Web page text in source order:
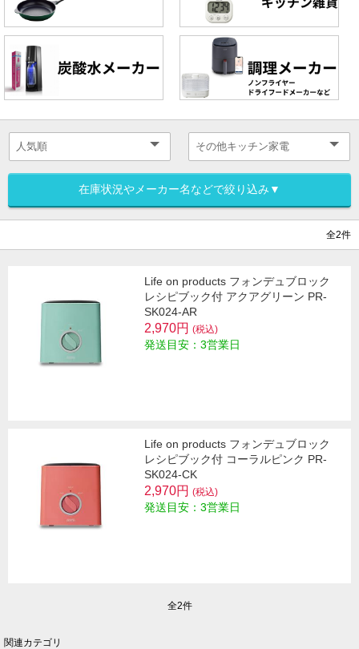
在庫状況やメーカー名などで絞り込み▼
全2件
Life on products フォンデュブロック
レシピブック付 アクアグリーン PR-
SK024-AR
2,970円 (税込)
発送目安：3営業日
Life on products フォンデュブロック
レシピブック付 コーラルピンク PR-
SK024-CK
2,970円 (税込)
発送目安：3営業日
全2件
関連カテゴリ